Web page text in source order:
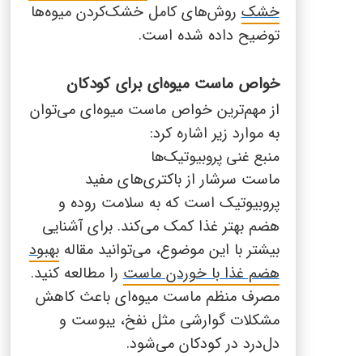
خشکروش‌های کامل خشک‌کردن میوه‌ها
توضیح داده شده است.
خواص ماست میوه‌ای برای کودکان
از مهم‌ترین خواص ماست میوه‌ای می‌توان
به موارد زیر اشاره کرد:
منبع غنی پروبیوتیک‌ها
ماست سرشار از باکتری‌های مفید
پروبیوتیک است که به سلامت روده و
هضم بهتر غذا کمک می‌کند. برای آشنایی
بیشتر با این موضوع، می‌توانید مقالهبهبود
هضم غذا با خوردن ماسترا مطالعه کنید.
مصرف منظم ماست میوه‌ای باعث کاهش
مشکلات گوارشی مثل نفخ، یبوست و
دل‌درد در کودکان می‌شود.